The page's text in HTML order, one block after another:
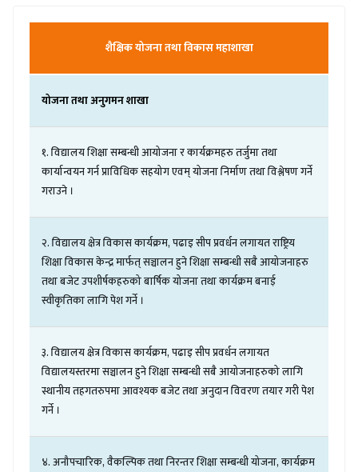
शैक्षिकयोजनातथाविकासमहाशाखा
योजनातथाअनुगमनशाखा
१.विद्यालयशिक्षासम्बन्धीआयोजनारकार्यक्रमहरुतर्जुमातथा
कार्यान्वयनगर्नप्राविधिकसहयोगएवम्योजनानिर्माणतथाविश्लेषणगर्ने
गराउने ।
२.विद्यालयक्षेत्रविकासकार्यक्रम,पढाइसीपप्रवर्धनलगायतराष्ट्रिय
शिक्षाविकासकेन्द्रमार्फत्सञ्चालनहुनेशिक्षासम्बन्धीसबैआयोजनाहरु
तथाबजेटउपशीर्षकहरुकोबार्षिकयोजनातथाकार्यक्रमबनाई
स्वीकृतिकालागिपेशगर्ने ।
३.विद्यालयक्षेत्रविकासकार्यक्रम,पढाइसीपप्रवर्धनलगायत
विद्यालयस्तरमासञ्चालनहुनेशिक्षासम्बन्धीसबैआयोजनाहरुकोलागि
स्थानीयतहगतरुपमाआवश्यकबजेटतथाअनुदानविवरणतयारगरीपेश
गर्ने ।
४.अनौपचारिक,वैकल्पिकतथानिरन्तरशिक्षासम्बन्धीयोजना,कार्यक्रम